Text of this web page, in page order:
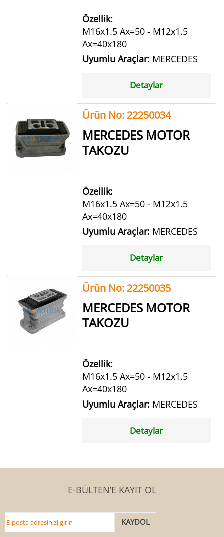
Özellik:
M16x1.5 Ax=50 - M12x1.5
Ax=40x180
Uyumlu Araçlar: MERCEDES
Detaylar
Ürün No: 22250034
MERCEDES MOTOR
TAKOZU
Özellik:
M16x1.5 Ax=50 - M12x1.5
Ax=40x180
Uyumlu Araçlar: MERCEDES
Detaylar
Ürün No: 22250035
MERCEDES MOTOR
TAKOZU
Özellik:
M16x1.5 Ax=50 - M12x1.5
Ax=40x180
Uyumlu Araçlar: MERCEDES
Detaylar
E-BÜLTEN’E KAYIT OL